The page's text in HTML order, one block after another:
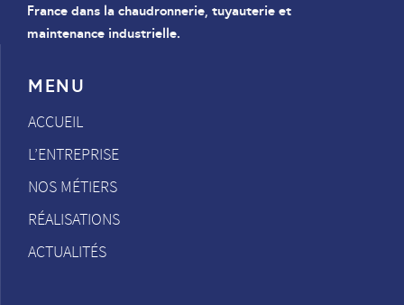
France dans la chaudronnerie, tuyauterie et
maintenance industrielle.
MENU
ACCUEIL
L’ENTREPRISE
NOS MÉTIERS
RÉALISATIONS
ACTUALITÉS